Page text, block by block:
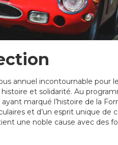
annuel incontournable pour
et solidarité. Au
marqué l’histoire de la
et d’un esprit unique de
une noble cause avec des